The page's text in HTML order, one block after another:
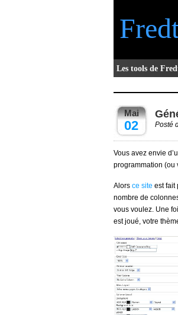
Les tools de
Mai
02 Posté
Vous avez envie
programmation (ou
Alors ce site est fait
nombre de
vous voulez. Une
est joué, votre